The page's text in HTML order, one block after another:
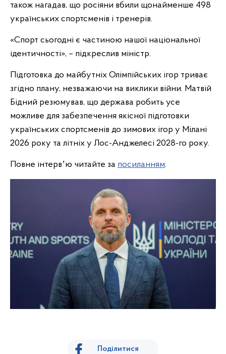
також нагадав, що росіяни вбили щонайменше 498
українських спортсменів і тренерів.
«Спорт сьогодні є частиною нашої національної
ідентичності», – підкреслив міністр.
Підготовка до майбутніх Олімпійських ігор триває
згідно плану, незважаючи на виклики війни. Матвій
Бідний резюмував, що держава робить усе
можливе для забезпечення якісної підготовки
українських спортсменів до зимових ігор у Мілані
2026 року та літніх у Лос-Анджелесі 2028-го року.
Повне інтервʼю читайте за посиланням.
Поділитися